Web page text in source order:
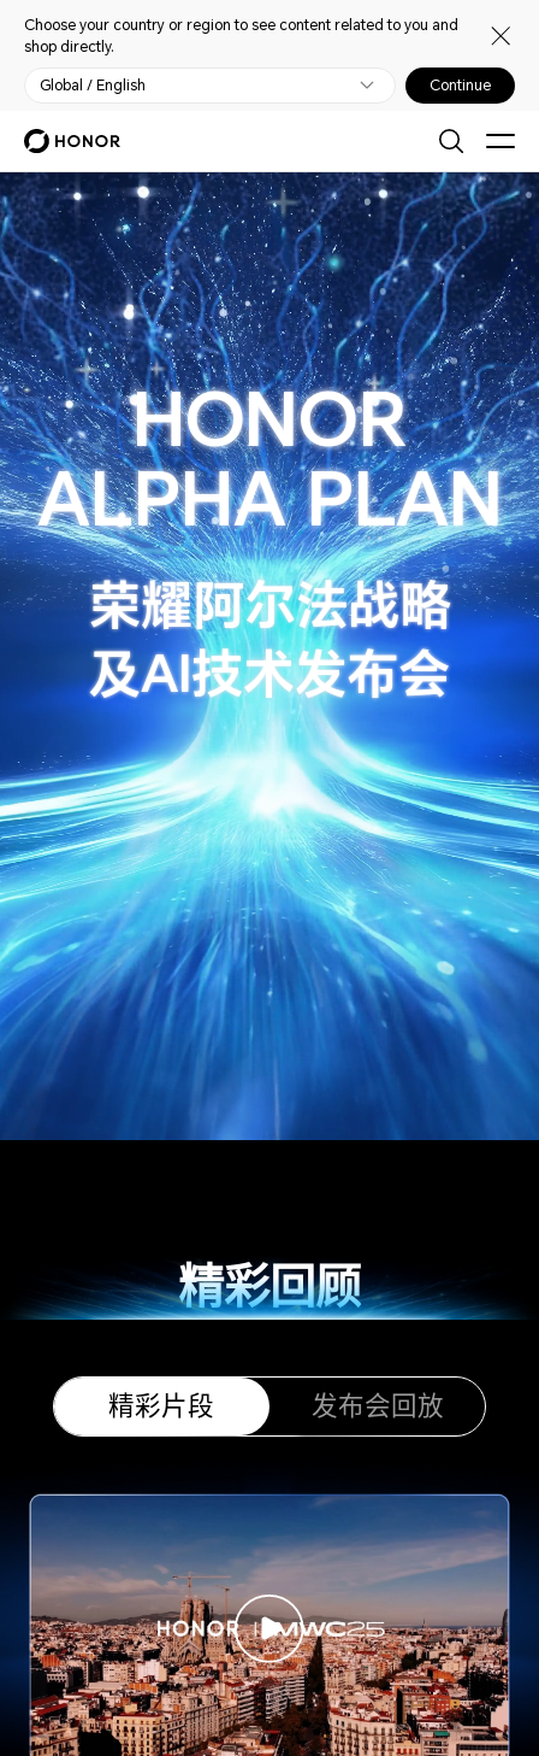
Choose your country or region to see content related to you and
shop directly.
Global / English Continue
HONOR
ALPHA PLAN
荣耀阿尔法战略
及AI技术发布会
精彩回顾
精彩片段 发布会回放